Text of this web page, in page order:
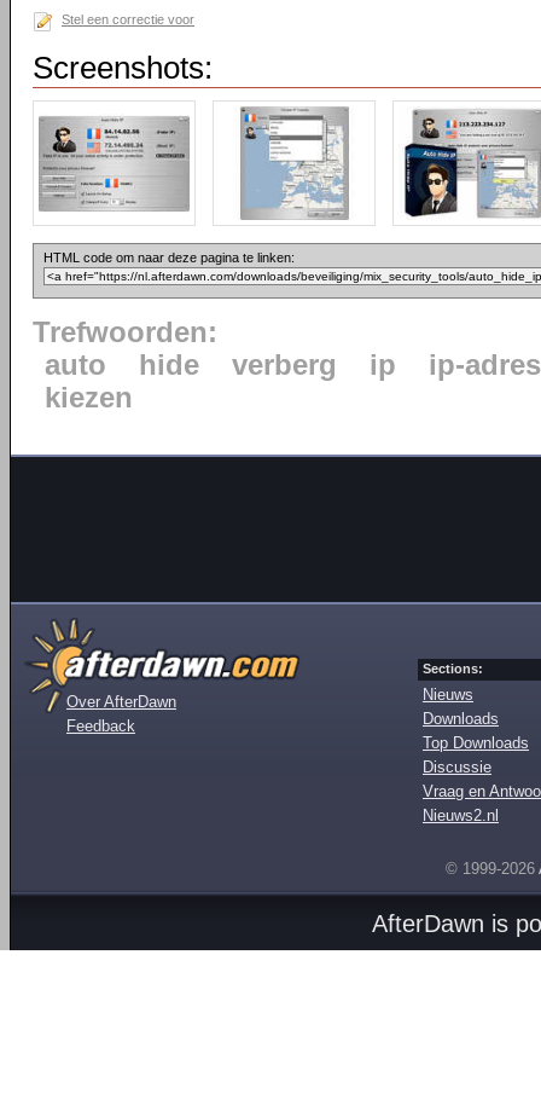
Stel een correctie voor
Screenshots:
HTML code om naar deze pagina te linken:
Trefwoorden:
auto
hide verberg ip
ip-adres
kiezen
Over AfterDawn
Feedback
Sections:
Nieuws
Downloads
Top Downloads
Discussie
Vraag en
Nieuws2.nl
© 1999-2026
AfterDawn is